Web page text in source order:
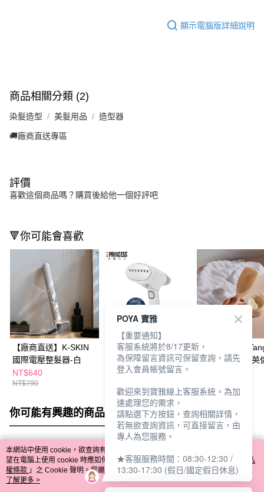
顯示電腦版詳細說明
商品相關分類 (2)
染髮造型 美髮用品 造型器
🚚廠商直送專區
評價
喜歡這個商品嗎？購買後給他一個好評吧
🔻你可能會喜歡
【廠商直送】K-SKIN
國際電壓整髮器-白
NT$640
NT$790
【廠商直送】
PRINCESS荷蘭公主
國際電壓手持掛燙機
NT$1,690
【廠商直送】
Teezer王妃梳 英
你可能有興趣的商品 全站排行
熱門標籤
本網站中使用 cookie，欲查詢有關本網站使用 cookie 方式之詳情，及若您不希
望在電腦上使用 cookie 時應如何變更電腦的 cookie 設定，請參閱本網站「
隱私
權條款 」之 Cookie 聲明。您繼續使用本網站即表示您同意本公司得按本網站使
用條款之 Cookie 聲明使用 cookie。
了解更多 >
POYA 寶雅
【重要通知】
客服系統將於8/17更新，
為保障留言資訊可保留查詢，請先
登入會員帳號留言。
歡迎來到寶雅線上客服系統。為加
速處理您的需求，
請點選下方按鈕，查詢相關詳情，
若無欲查詢資訊，可直接留言，由
專人為您服務。
★客服服務時間：08:30-12:30 /
13:30-17:30 (假日/國定假日休息)